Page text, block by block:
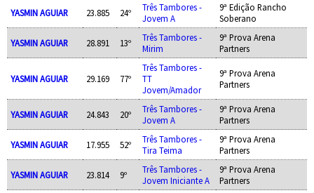
YASMIN AGUIAR 23.885 24º
Três Tambores -
Jovem A
9ª Edição Rancho
Soberano
YASMIN AGUIAR 28.891 13º
Três Tambores -
Mirim
9ª Prova Arena
Partners
YASMIN AGUIAR 29.169 77º
Três Tambores -
TT
Jovem/Amador
9ª Prova Arena
Partners
YASMIN AGUIAR 24.843 20º
Três Tambores -
Jovem A
9ª Prova Arena
Partners
YASMIN AGUIAR 17.955 52º
Três Tambores -
Tira Teima
9ª Prova Arena
Partners
YASMIN AGUIAR 23.814 9º
Três Tambores -
Jovem Iniciante A
9ª Prova Arena
Partners